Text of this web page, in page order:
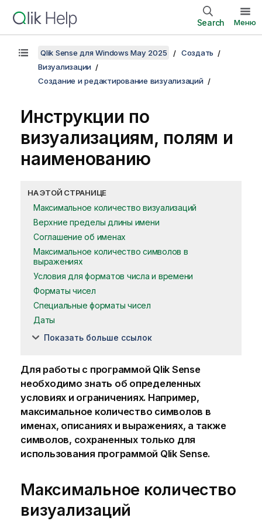
Search Меню
Qlik Sense для Windows May 2025
Создать
Визуализации
Создание и редактирование визуализаций
Инструкции по
визуализациям, полям и
наименованию
НА ЭТОЙ СТРАНИЦЕ
Максимальное количество визуализаций
Верхние пределы длины имени
Соглашение об именах
Максимальное количество символов в
выражениях
Условия для форматов числа и времени
Форматы чисел
Специальные форматы чисел
Даты
Показать больше ссылок
Для работы с программой Qlik Sense
необходимо знать об определенных
условиях и ограничениях. Например,
максимальное количество символов в
именах, описаниях и выражениях, а также
символов, сохраненных только для
использования программой Qlik Sense.
Максимальное количество
визуализаций